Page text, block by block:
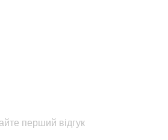
перший відгук